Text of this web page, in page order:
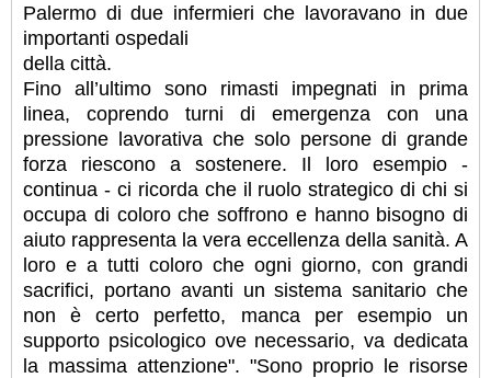
Palermo di due infermieri che lavoravano in due
importanti ospedali
della città.
Fino all’ultimo sono rimasti impegnati in prima
linea, coprendo turni di emergenza con una
pressione lavorativa che solo persone di grande
forza riescono a sostenere. Il loro esempio -
continua - ci ricorda che il ruolo strategico di chi si
occupa di coloro che soffrono e hanno bisogno di
aiuto rappresenta la vera eccellenza della sanità. A
loro e a tutti coloro che ogni giorno, con grandi
sacrifici, portano avanti un sistema sanitario che
non è certo perfetto, manca per esempio un
supporto psicologico ove necessario, va dedicata
la massima attenzione". "Sono proprio le risorse